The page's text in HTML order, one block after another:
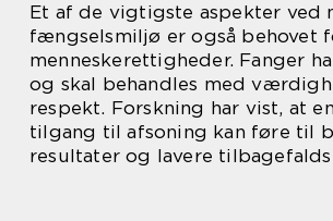
Et af de vigtigste aspekter ved
fængselsmiljø er også behovet
menneskerettigheder. Fanger
og skal behandles med
respekt. Forskning har vist, at
tilgang til afsoning kan føre til
resultater og lavere